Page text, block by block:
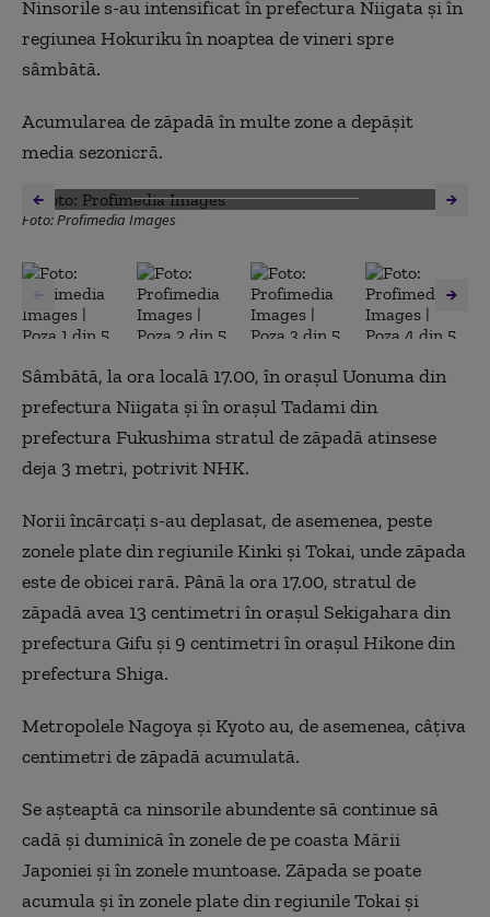
Ninsorile s-au intensificat în prefectura Niigata şi în
regiunea Hokuriku în noaptea de vineri spre
sâmbătă.
Acumularea de zăpadă în multe zone a depăşit
media sezonieră.
Foto: Profimedia Images
Sâmbătă, la ora locală 17.00, în oraşul Uonuma din
prefectura Niigata şi în oraşul Tadami din
prefectura Fukushima stratul de zăpadă atinsese
deja 3 metri, potrivit NHK.
Norii încărcaţi s-au deplasat, de asemenea, peste
zonele plate din regiunile Kinki şi Tokai, unde zăpada
este de obicei rară. Până la ora 17.00, stratul de
zăpadă avea 13 centimetri în oraşul Sekigahara din
prefectura Gifu şi 9 centimetri în oraşul Hikone din
prefectura Shiga.
Metropolele Nagoya şi Kyoto au, de asemenea, câţiva
centimetri de zăpadă acumulată.
Se aşteaptă ca ninsorile abundente să continue să
cadă şi duminică în zonele de pe coasta Mării
Japoniei şi în zonele muntoase. Zăpada se poate
acumula şi în zonele plate din regiunile Tokai şi